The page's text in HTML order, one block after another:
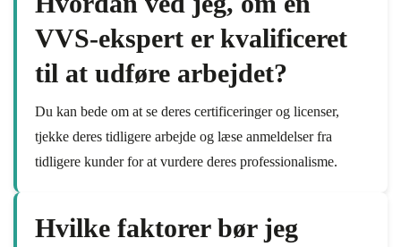
VVS-ekspert er kvalificeret
til at udføre arbejdet?
Du kan bede om at se deres certificeringer og licenser,
tjekke deres tidligere arbejde og læse anmeldelser fra
tidligere kunder for at vurdere deres professionalisme.
Hvilke faktorer bør jeg